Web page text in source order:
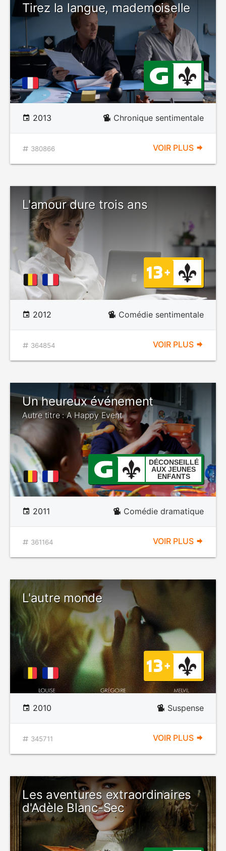
Tirez la langue, mademoiselle
2013 Chronique sentimentale
380866 VOIR PLUS
L'amour dure trois ans
2012 Comédie sentimentale
364854 VOIR PLUS
Un heureux événement
Autre titre : A Happy Event
DÉCONSEILLÉ
AUX JEUNES
ENFANTS
2011 Comédie dramatique
361164 VOIR PLUS
L'autre monde
2010 Suspense
345711 VOIR PLUS
Les aventures extraordinaires
d'Adèle Blanc-Sec